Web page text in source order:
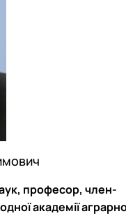
професор, член-
академії